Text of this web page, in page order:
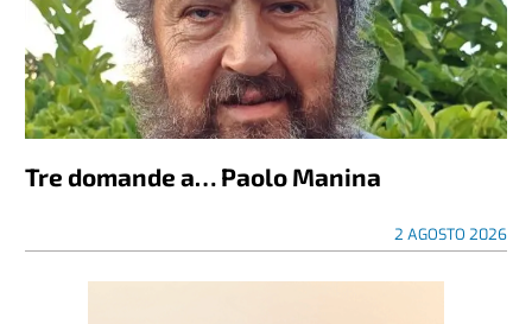
Tre domande a… Paolo Manina
2 AGOSTO 2026